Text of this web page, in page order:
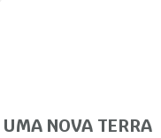
NOVA TERRA